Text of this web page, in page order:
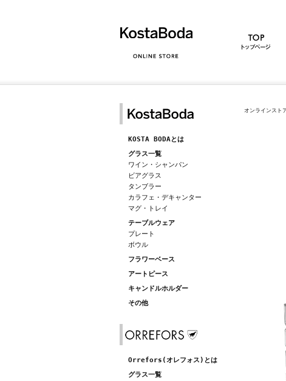
KOSTA BODAとは
グラス一覧
ワイン・シャンパン
ビアグラス
タンブラー
カラフェ・デキャンター
マグ・トレイ
テーブルウェア
プレート
ボウル
フラワーベース
アートピース
キャンドルホルダー
その他
Orrefors(オレフォス)とは
グラス一覧
オンラインスト